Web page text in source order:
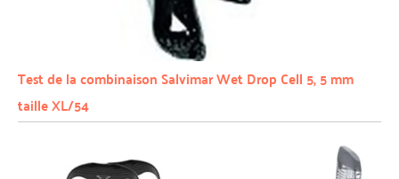
Test de la combinaison Salvimar Wet Drop Cell 5, 5 mm
taille XL/54